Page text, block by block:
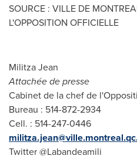
SOURCE : VILLE DE
L'OPPOSITION OFFICIELLE
Militza Jean
Attachée de presse
Cabinet de la chef de
Bureau : 514-872-2934
Cell. : 514-247-0446
Twitter @Labandeamili